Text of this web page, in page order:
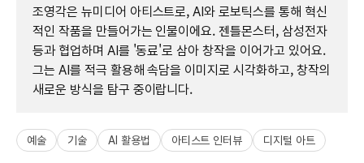
조영각은 뉴미디어 아티스트로, AI와 로보틱스를 통해 혁신
적인 작품을 만들어가는 인물이에요. 젠틀몬스터, 삼성전자
등과 협업하며 AI를 '동료'로 삼아 창작을 이어가고 있어요.
그는 AI를 적극 활용해 속담을 이미지로 시각화하고, 창작의
새로운 방식을 탐구 중이랍니다.
예술 기술 AI 활용법 아티스트 인터뷰 디지털 아트